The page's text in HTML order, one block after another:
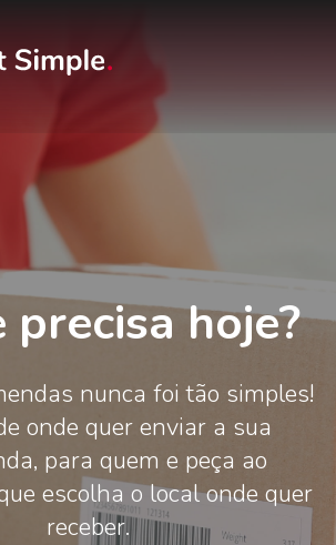
precisa hoje?
nunca foi tão simples!
onde quer enviar a sua
para quem e peça ao
escolha o local onde quer
receber.